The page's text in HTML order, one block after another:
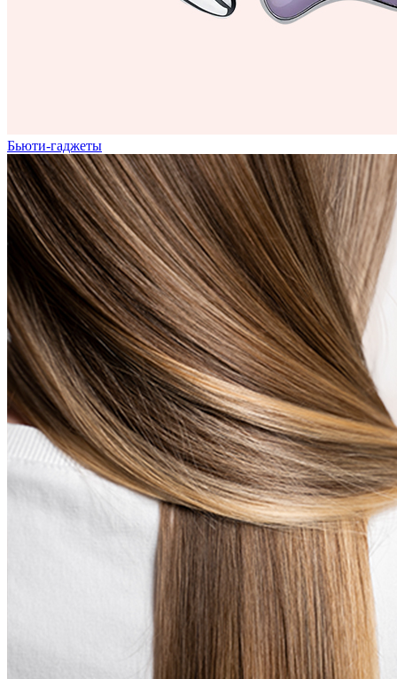
Бьюти-гаджеты